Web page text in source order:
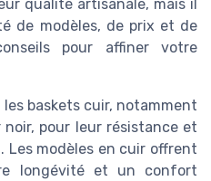
qualité artisanale, mais il
de modèles, de prix et de
pour affiner votre
les baskets cuir, notamment
noir, pour leur résistance et
Les modèles en cuir offrent
longévité et un confort